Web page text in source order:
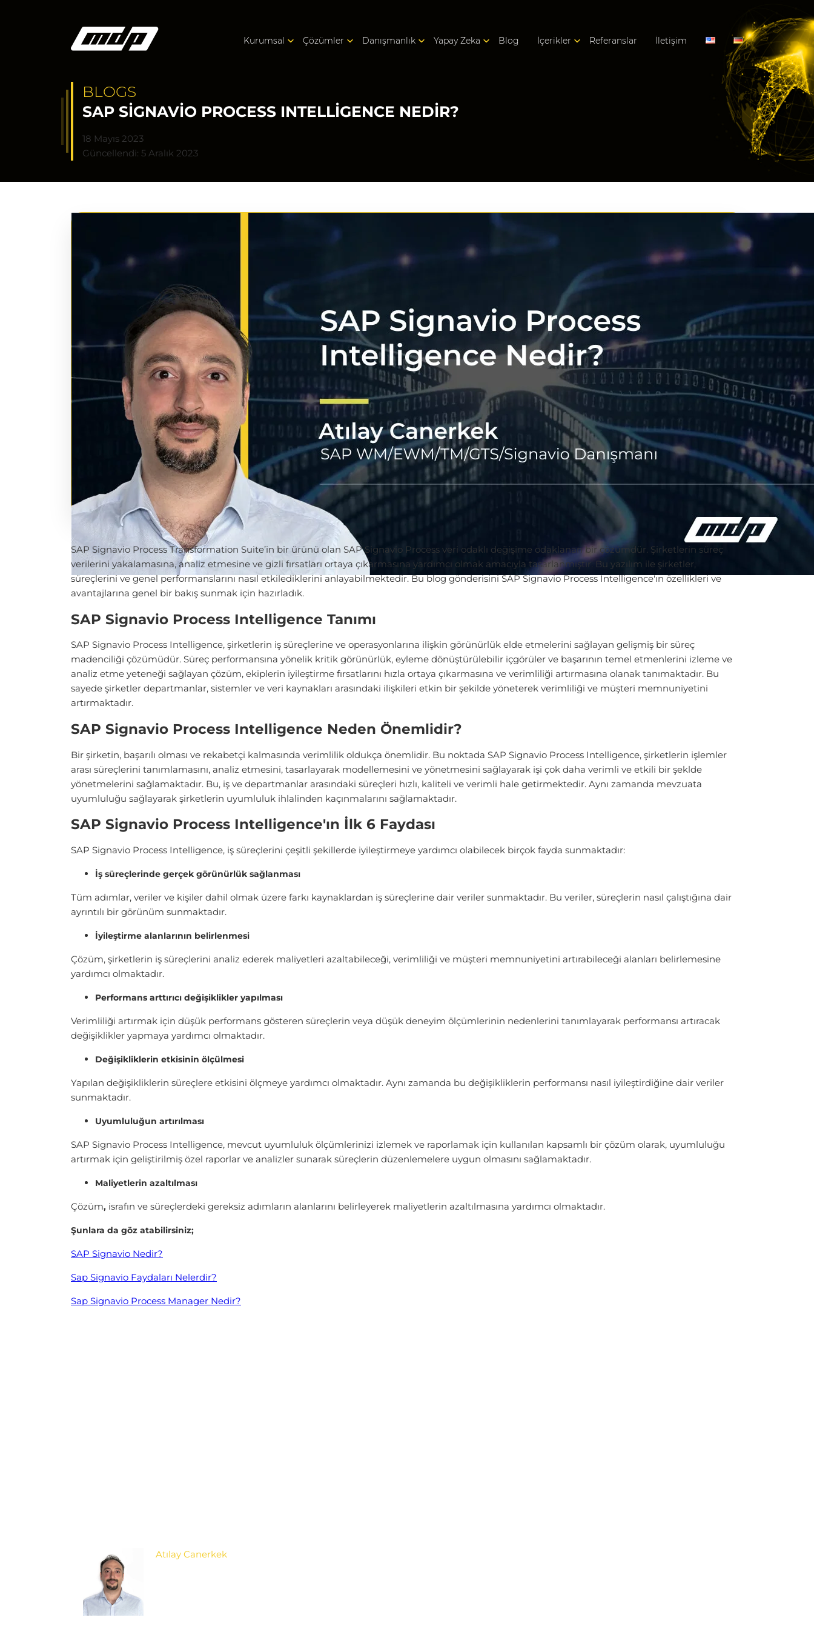
Kurumsal Çözümler Danışmanlık Yapay Zeka Blog İçerikler Referanslar İletişim
BLOGS
SAP SIGNAVIO PROCESS INTELLIGENCE NEDIR?
18 Mayıs 2023
Güncellendi: 5 Aralık 2023
SAP Signavio Process Transformation Suite’in bir ürünü olan SAP Signavio Process veri odaklı değişime odaklanan bir çözümdür. Şirketlerin süreç
verilerini yakalamasına, analiz etmesine ve gizli fırsatları ortaya çıkarmasına yardımcı olmak amacıyla tasarlanmıştır. Bu yazılım ile şirketler,
süreçlerini ve genel performanslarını nasıl etkilediklerini anlayabilmektedir. Bu blog gönderisini SAP Signavio Process Intelligence'ın özellikleri ve
avantajlarına genel bir bakış sunmak için hazırladık.
SAP Signavio Process Intelligence Tanımı
SAP Signavio Process Intelligence, şirketlerin iş süreçlerine ve operasyonlarına ilişkin görünürlük elde etmelerini sağlayan gelişmiş bir süreç
madenciliği çözümüdür. Süreç performansına yönelik kritik görünürlük, eyleme dönüştürülebilir içgörüler ve başarının temel etmenlerini izleme ve
analiz etme yeteneği sağlayan çözüm, ekiplerin iyileştirme fırsatlarını hızla ortaya çıkarmasına ve verimliliği artırmasına olanak tanımaktadır. Bu
sayede şirketler departmanlar, sistemler ve veri kaynakları arasındaki ilişkileri etkin bir şekilde yöneterek verimliliği ve müşteri memnuniyetini
artırmaktadır.
SAP Signavio Process Intelligence Neden Önemlidir?
Bir şirketin, başarılı olması ve rekabetçi kalmasında verimlilik oldukça önemlidir. Bu noktada SAP Signavio Process Intelligence, şirketlerin işlemler
arası süreçlerini tanımlamasını, analiz etmesini, tasarlayarak modellemesini ve yönetmesini sağlayarak işi çok daha verimli ve etkili bir şeklde
yönetmelerini sağlamaktadır. Bu, iş ve departmanlar arasındaki süreçleri hızlı, kaliteli ve verimli hale getirmektedir. Aynı zamanda mevzuata
uyumluluğu sağlayarak şirketlerin uyumluluk ihlalinden kaçınmalarını sağlamaktadır.
SAP Signavio Process Intelligence'ın İlk 6 Faydası
SAP Signavio Process Intelligence, iş süreçlerini çeşitli şekillerde iyileştirmeye yardımcı olabilecek birçok fayda sunmaktadır:
İş süreçlerinde gerçek görünürlük sağlanması
Tüm adımlar, veriler ve kişiler dahil olmak üzere farkı kaynaklardan iş süreçlerine dair veriler sunmaktadır. Bu veriler, süreçlerin nasıl çalıştığına dair
ayrıntılı bir görünüm sunmaktadır.
İyileştirme alanlarının belirlenmesi
Çözüm, şirketlerin iş süreçlerini analiz ederek maliyetleri azaltabileceği, verimliliği ve müşteri memnuniyetini artırabileceği alanları belirlemesine
yardımcı olmaktadır.
Performans arttırıcı değişiklikler yapılması
Verimliliği artırmak için düşük performans gösteren süreçlerin veya düşük deneyim ölçümlerinin nedenlerini tanımlayarak performansı artıracak
değişiklikler yapmaya yardımcı olmaktadır.
Değişikliklerin etkisinin ölçülmesi
Yapılan değişikliklerin süreçlere etkisini ölçmeye yardımcı olmaktadır. Aynı zamanda bu değişikliklerin performansı nasıl iyileştirdiğine dair veriler
sunmaktadır.
Uyumluluğun artırılması
SAP Signavio Process Intelligence, mevcut uyumluluk ölçümlerinizi izlemek ve raporlamak için kullanılan kapsamlı bir çözüm olarak, uyumluluğu
artırmak için geliştirilmiş özel raporlar ve analizler sunarak süreçlerin düzenlemelere uygun olmasını sağlamaktadır.
Maliyetlerin azaltılması
Çözüm, israfın ve süreçlerdeki gereksiz adımların alanlarını belirleyerek maliyetlerin azaltılmasına yardımcı olmaktadır.
Şunlara da göz atabilirsiniz;
SAP Signavio Nedir?
Sap Signavio Faydaları Nelerdir?
Sap Signavio Process Manager Nedir?
Atılay Canerkek